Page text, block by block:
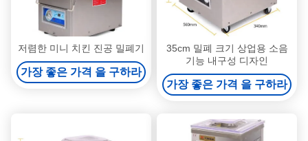
저렴한 미니 치킨 진공 밀폐기
가장 좋은 가격 을 구하라
35cm 밀폐 크기 상업용 소음
기능 내구성 디자인
가장 좋은 가격 을 구하라